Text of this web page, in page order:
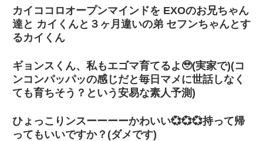
カイココロオープンマインドを EXOのお兄ちゃん
達と カイくんと３ヶ月違いの弟 セフンちゃんとす
るカイくん
ギョンスくん、私もエゴマ育てるよ🥹(実家で)(コ
ンコンパッパッの感じだと毎日マメに世話しなく
ても育ちそう？という安易な素人予測)
ひょっこりンスーーーーかわいい💞💞💞持って帰
ってもいいですか？(ダメです)